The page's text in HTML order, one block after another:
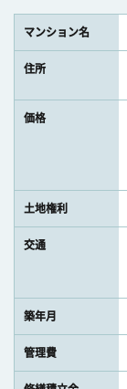
マンション名
住所
価格
土地権利
交通
築年月
管理費